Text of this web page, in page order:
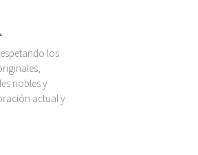
los
nobles y
actual y